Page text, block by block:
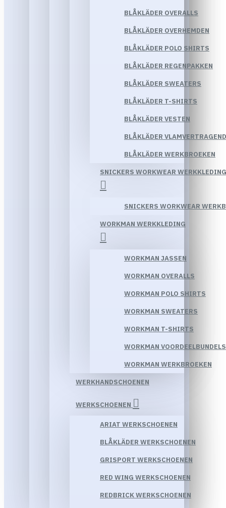
BLÅKLÄDER OVERALLS
BLÅKLÄDER OVERHEMDEN
BLÅKLÄDER POLO SHIRTS
BLÅKLÄDER REGENPAKKEN
BLÅKLÄDER SWEATERS
BLÅKLÄDER T-SHIRTS
BLÅKLÄDER VESTEN
BLÅKLÄDER
BLÅKLÄDER WERKBROEKEN
SNICKERS WORKWEAR WERKKLEDING
SNICKERS WORKWEAR
WORKMAN WERKKLEDING
WORKMAN JASSEN
WORKMAN OVERALLS
WORKMAN POLO SHIRTS
WORKMAN SWEATERS
WORKMAN T-SHIRTS
WORKMAN VOORDEELBUNDELS
WORKMAN WERKBROEKEN
WERKHANDSCHOENEN
WERKSCHOENEN
ARIAT WERKSCHOENEN
BLÅKLÄDER WERKSCHOENEN
GRISPORT WERKSCHOENEN
RED WING WERKSCHOENEN
REDBRICK WERKSCHOENEN